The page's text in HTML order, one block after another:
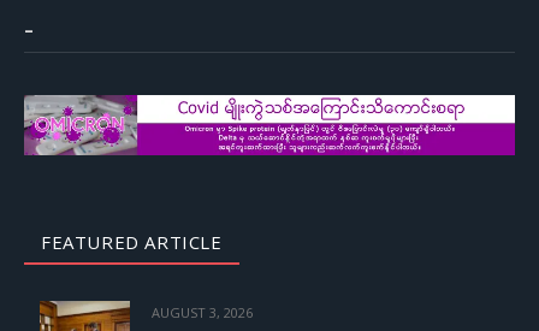
–
FEATURED ARTICLE
AUGUST 3, 2026